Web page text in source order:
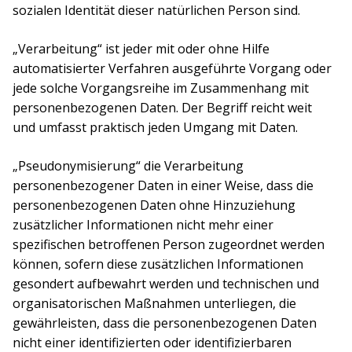
sozialen Identität dieser natürlichen Person sind.
„Verarbeitung“ ist jeder mit oder ohne Hilfe
automatisierter Verfahren ausgeführte Vorgang oder
jede solche Vorgangsreihe im Zusammenhang mit
personenbezogenen Daten. Der Begriff reicht weit
und umfasst praktisch jeden Umgang mit Daten.
„Pseudonymisierung“ die Verarbeitung
personenbezogener Daten in einer Weise, dass die
personenbezogenen Daten ohne Hinzuziehung
zusätzlicher Informationen nicht mehr einer
spezifischen betroffenen Person zugeordnet werden
können, sofern diese zusätzlichen Informationen
gesondert aufbewahrt werden und technischen und
organisatorischen Maßnahmen unterliegen, die
gewährleisten, dass die personenbezogenen Daten
nicht einer identifizierten oder identifizierbaren